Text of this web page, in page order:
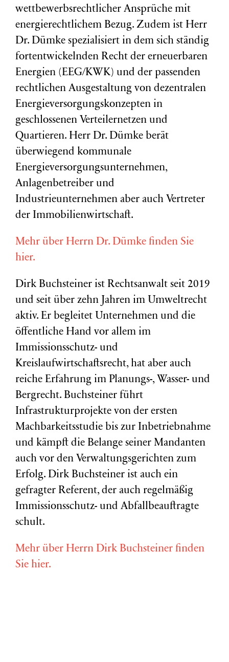
wettbewerbsrechtlicher Ansprüche mit
energierechtlichem Bezug. Zudem ist Herr
Dr. Dümke spezialisiert in dem sich ständig
fortentwickelnden Recht der erneuerbaren
Energien (EEG/KWK) und der passenden
rechtlichen Ausgestaltung von dezentralen
Energieversorgungskonzepten in
geschlossenen Verteilernetzen und
Quartieren. Herr Dr. Dümke berät
überwiegend kommunale
Energieversorgungsunternehmen,
Anlagenbetreiber und
Industrieunternehmen aber auch Vertreter
der Immobilienwirtschaft.
Mehr über Herrn Dr. Dümke finden Sie
hier.
Dirk Buchsteiner ist Rechtsanwalt seit 2019
und seit über zehn Jahren im Umweltrecht
aktiv. Er begleitet Unternehmen und die
öffentliche Hand vor allem im
Immissionsschutz- und
Kreislaufwirtschaftsrecht, hat aber auch
reiche Erfahrung im Planungs-, Wasser- und
Bergrecht. Buchsteiner führt
Infrastrukturprojekte von der ersten
Machbarkeitsstudie bis zur Inbetriebnahme
und kämpft die Belange seiner Mandanten
auch vor den Verwaltungsgerichten zum
Erfolg. Dirk Buchsteiner ist auch ein
gefragter Referent, der auch regelmäßig
Immissionsschutz- und Abfallbeauftragte
schult.
Mehr über Herrn Dirk Buchsteiner finden
Sie hier.